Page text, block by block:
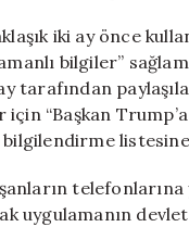
iki ay önce
bilgiler”
tarafından
için “Başkan
uygulamanın